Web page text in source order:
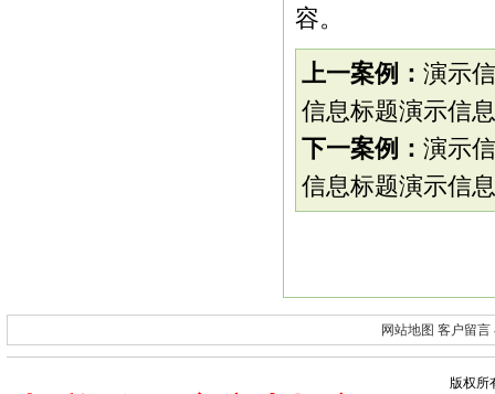
容。
上一案例： 演示
信息标题演示信
下一案例： 演示
信息标题演示信
网站地图 客户留言
版权所